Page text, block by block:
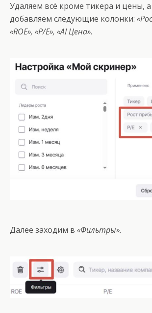
Удаляем всё кроме тикера и цены,
добавляем следующие колонки:
«ROE», «P/E», «AI Цена».
Далее заходим в «Фильтры».